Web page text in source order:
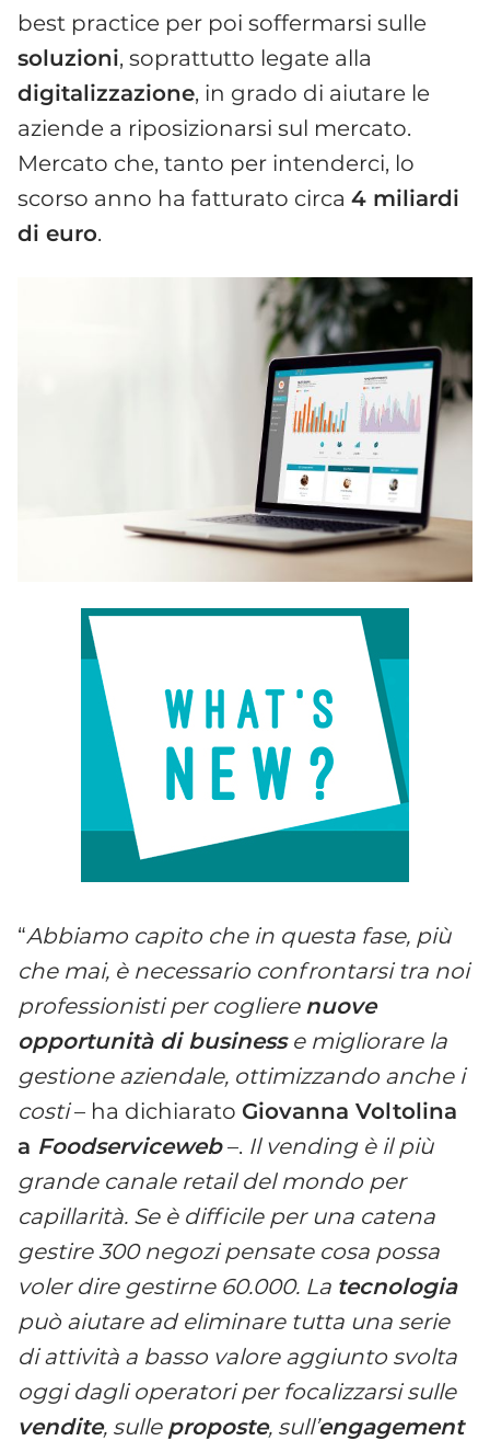
best practice per poi soffermarsi sulle
soluzioni, soprattutto legate alla
digitalizzazione, in grado di aiutare le
aziende a riposizionarsi sul mercato.
Mercato che, tanto per intenderci, lo
scorso anno ha fatturato circa 4 miliardi
di euro.
“Abbiamo capito che in questa fase, più
che mai, è necessario confrontarsi tra noi
professionisti per cogliere nuove
opportunità di businesse migliorare la
gestione aziendale, ottimizzando anche i
costi– ha dichiarato Giovanna Voltolina
a Foodserviceweb –. Il vending è il più
grande canale retail del mondo per
capillarità. Se è difficile per una catena
gestire 300 negozi pensate cosa possa
voler dire gestirne 60.000. La tecnologia
può aiutare ad eliminare tutta una serie
di attività a basso valore aggiunto svolta
oggi dagli operatori per focalizzarsi sulle
vendite, sulle proposte, sull’engagement